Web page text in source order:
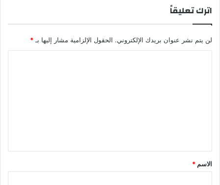
اترك تعليقاً
لن يتم نشر عنوان بريدك الإلكتروني. الحقول الإلزامية مشار إليها بـ*
*
الاسم *